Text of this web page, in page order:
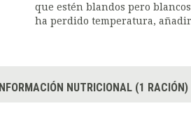
que estén blandos pero
ha perdido temperatura,
INFORMACIÓN NUTRICIONAL (1 RACIÓN)